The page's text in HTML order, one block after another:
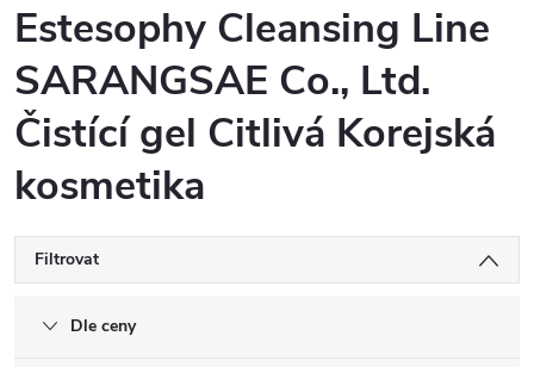
Estesophy Cleansing Line
SARANGSAE Co., Ltd.
Čistící gel Citlivá Korejská
kosmetika
Filtrovat
Dle ceny